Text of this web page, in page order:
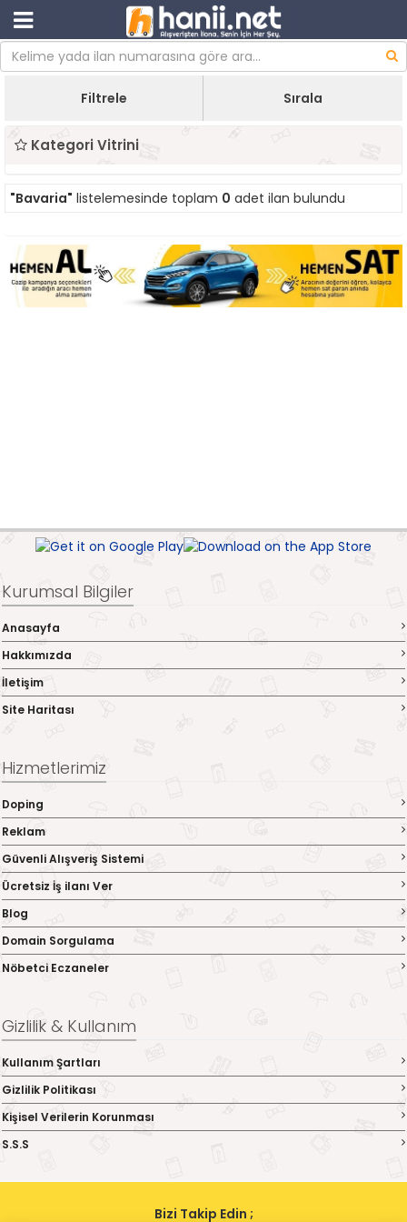
Filtrele Sırala
Kategori Vitrini
"Bavaria" listelemesinde toplam 0 adet ilan bulundu
Kurumsal Bilgiler
Anasayfa
Hakkımızda
İletişim
Site Haritası
Hizmetlerimiz
Doping
Reklam
Güvenli Alışveriş Sistemi
Ücretsiz İş ilanı Ver
Blog
Domain Sorgulama
Nöbetci Eczaneler
Gizlilik & Kullanım
Kullanım Şartları
Gizlilik Politikası
Kişisel Verilerin Korunması
S.S.S
Bizi Takip Edin ;